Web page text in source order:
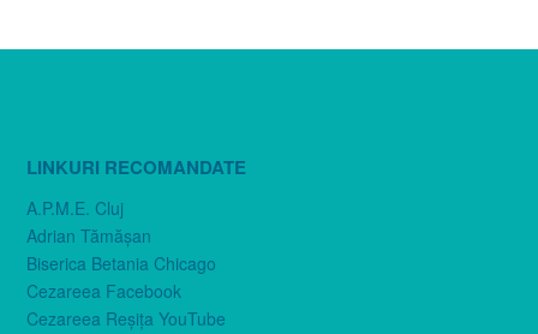
LINKURI RECOMANDATE
A.P.M.E. Cluj
Adrian Tămăşan
Biserica Betania Chicago
Cezareea Facebook
Cezareea Reşiţa YouTube